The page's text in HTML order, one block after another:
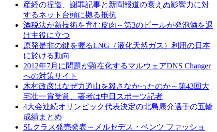
産経の捏造、謝罪記事と新聞報道の衰えぬ影響力に対
するネット台頭に拠る抵抗
酒税法が新技術を育む皮肉～第3のビールが発泡酒を退
け主役に立つ
原発是非の鍵を握るLNG（液化天然ガス）利用の日本
に於ける動向
2012年7月に問題が顕在化するマルウェアDNS Changer
への対策サイト
木村政彦はなぜ力道山を殺さなかったのか～第43回大
宅壮一賞受賞、著者は中日スポーツ記者
4大会連続オリンピック代表決定の北島康介選手の五輪
成績まとめ
SLクラス発売発表～メルセデス・ベンツ ファッショ